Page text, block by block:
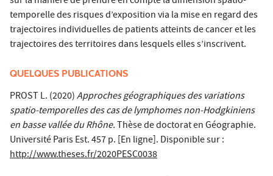
temporelle des risques d’exposition via la mise en regard des
trajectoires individuelles de patients atteints de cancer et les
trajectoires des territoires dans lesquels elles s’inscrivent.
QUELQUES PUBLICATIONS
PROST L. (2020)Approches géographiques des variations
spatio-temporelles des cas de lymphomes non-Hodgkiniens
en basse vallée du Rhône.Thèse de doctorat en Géographie.
Université Paris Est. 457 p. [En ligne]. Disponible sur :
http://www.theses.fr/2020PESC0038